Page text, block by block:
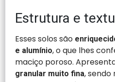
Estrutura e
Esses solos são
e alumínio, o que lhes
maciço poroso.
granular muito fina, sendo